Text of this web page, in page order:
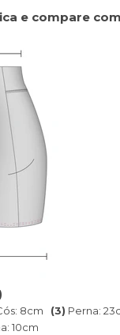
e compare
8cm (3) Perna:
10cm